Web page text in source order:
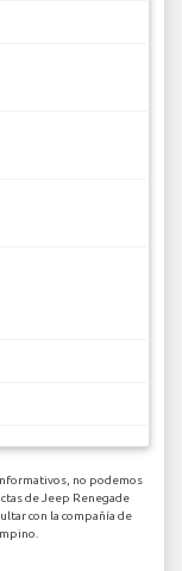
no podemos
de Jeep Renegade
con la compañía de